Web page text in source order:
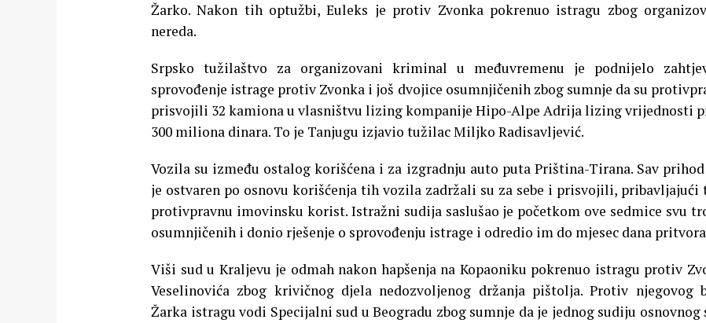
Žarko. Nakon tih optužbi, Euleks je protiv Zvonka pokrenuo istragu zbog
nereda.
Srpsko tužilaštvo za organizovani kriminal u međuvremenu je podnijelo
sprovođenje istrage protiv Zvonka i još dvojice osumnjičenih zbog sumnje da su
prisvojili 32 kamiona u vlasništvu lizing kompanije Hipo-Alpe Adrija lizing vrijednosti
300 miliona dinara. To je Tanjugu izjavio tužilac Miljko Radisavljević.
Vozila su između ostalog korišćena i za izgradnju auto puta Priština-Tirana. Sav
je ostvaren po osnovu korišćenja tih vozila zadržali su za sebe i prisvojili, pribavljajući
protivpravnu imovinsku korist. Istražni sudija saslušao je početkom ove sedmice svu
osumnjičenih i donio rješenje o sprovođenju istrage i odredio im do mjesec dana
Viši sud u Kraljevu je odmah nakon hapšenja na Kopaoniku pokrenuo istragu protiv
Veselinovića zbog krivičnog djela nedozvoljenog držanja pištolja. Protiv njegovog
Žarka istragu vodi Specijalni sud u Beogradu zbog sumnje da je jednog sudiju osnovnog